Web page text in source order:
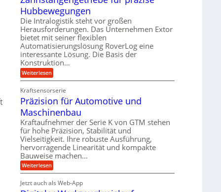
r
g
l
e
i
c
h
u
g
e
l
g
e
w
i
n
d
e
r
i
e
b
e
f
ü
r
t
U
m
s
a
t
z
u
n
d
A
u
f
t
r
a
g
s
i
A
r
b
e
i
t
s
l
o
s
e
w
e
n
i
g
e
r
Hubbewegungen
Die Intralogistik steht vor großen
Herausforderungen. Das Unternehmen Extor
bietet mit seiner flexiblen
Automatisierungslösung RoverLog eine
interessante Lösung. Die Basis der
Konstruktion…
Weiterlesen:
Z
h
n
s
t
a
n
g
e
n
g
e
t
r
i
Kraftsensorserie
Präzision für Automotive und
Maschinenbau
Kraftaufnehmer der Serie K von GTM stehen
für hohe Präzision, Stabilität und
Vielseitigkeit. Ihre robuste Ausführung,
hervorragende Linearität und kompakte
Bauweise machen…
Weiterlesen:
P
ä
Jetzt auch als Web-App